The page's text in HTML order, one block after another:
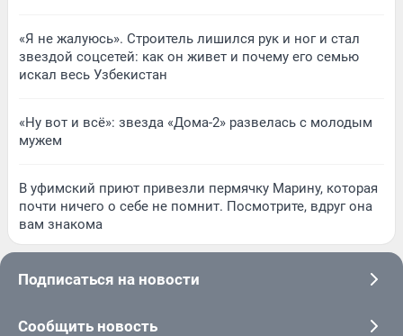
«Я не жалуюсь». Строитель лишился рук и ног и стал
звездой соцсетей: как он живет и почему его семью
искал весь Узбекистан
«Ну вот и всё»: звезда «Дома-2» развелась с молодым
мужем
В уфимский приют привезли пермячку Марину, которая
почти ничего о себе не помнит. Посмотрите, вдруг она
вам знакома
Подписаться на новости
Сообщить новость